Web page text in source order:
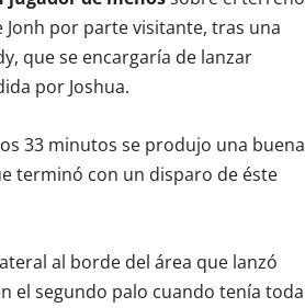
por parte visitante, tras una
que se encargaría de lanzar
por Joshua.
33 minutos se produjo una buena
terminó con un disparo de éste
al borde del área que lanzó
el segundo palo cuando tenía toda